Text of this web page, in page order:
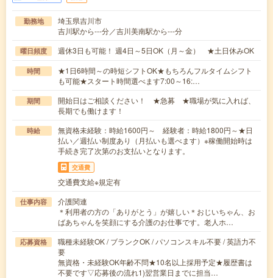
勤務地
埼玉県吉川市
吉川駅から---分／吉川美南駅から---分
曜日頻度 週休3日も可能！ 週4日～5日OK（月～金） ★土日休みOK
時間
★1日6時間～の時短シフトOK★もちろんフルタイムシフト
も可能★スタート時間選べます7:00～16:…
期間
開始日はご相談ください！ ★急募 ★職場が気に入れば、
長期でも働けます！
時給
無資格未経験：時給1600円～ 経験者：時給1800円～★日
払い／週払い制度あり（月払いも選べます）※稼働開始時は
手続き完了次第のお支払いとなります。
交通費
交通費支給※規定有
仕事内容
介護関連
＊利用者の方の「ありがとう」が嬉しい＊おじいちゃん、お
ばあちゃんを笑顔にする介護のお仕事です。老人ホ…
応募資格
職種未経験OK / ブランクOK / パソコンスキル不要 / 英語力不
要
無資格・未経験OK年齢不問★10名以上採用予定★履歴書は
不要です▽応募後の流れ1)翌営業日までに担当…